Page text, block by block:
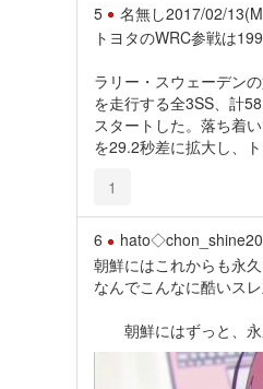
5 名無し2017/02/
トヨタのWRC参戦は
ラリー・スウェーデン
を走行する全3SS、計
スタートした。落ち着
を29.2秒差に拡大し、
1
6 hato◇chon_shine
朝鮮にはこれからも永
なんでこんなに酷いス
朝鮮にはずっと、永